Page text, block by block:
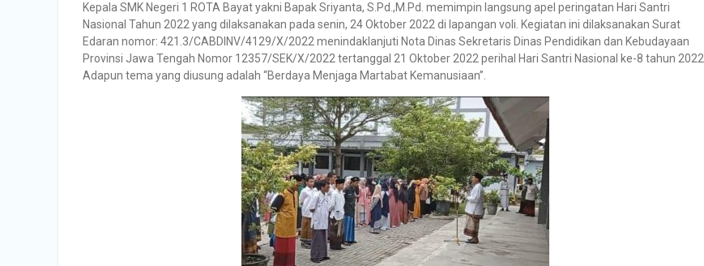
Kepala SMK Negeri 1 ROTA Bayat yakni Bapak Sriyanta, S.Pd.,M.Pd. memimpin langsung apel peringatan Hari Santri
Nasional Tahun 2022 yang dilaksanakan pada senin, 24 Oktober 2022 di lapangan voli. Kegiatan ini dilaksanakan Surat
Edaran nomor: 421.3/CABDINV/4129/X/2022 menindaklanjuti Nota Dinas Sekretaris Dinas Pendidikan dan Kebudayaan
Provinsi Jawa Tengah Nomor 12357/SEK/X/2022 tertanggal 21 Oktober 2022 perihal Hari Santri Nasional ke-8 tahun 2022.
Adapun tema yang diusung adalah “Berdaya Menjaga Martabat Kemanusiaan”.